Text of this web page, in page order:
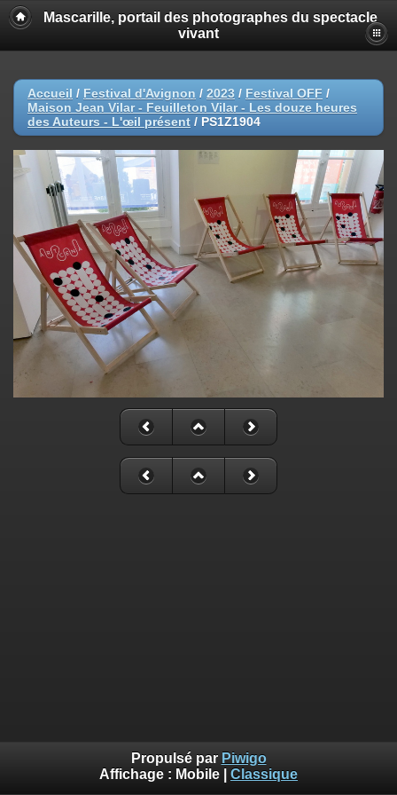
Mascarille, portail des photographes du spectacle
vivant
Accueil / Festival d'Avignon / 2023 / Festival OFF /
Maison Jean Vilar - Feuilleton Vilar - Les douze heures
des Auteurs - L'œil présent / PS1Z1904
Propulsé par Piwigo
Affichage : Mobile Classique